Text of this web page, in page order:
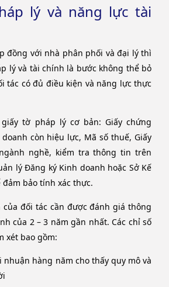
lý và năng lực tài
đồng với nhà phân phối và đại lý thì
lý và tài chính là bước không thể bỏ
tác có đủ điều kiện và năng lực thực
tờ pháp lý cơ bản: Giấy chứng
còn hiệu lực, Mã số thuế, Giấy
nghề, kiểm tra thông tin trên
lý Đăng ký Kinh doanh hoặc Sở Kế
bảo tính xác thực.
đối tác cần được đánh giá thông
của 2 – 3 năm gần nhất. Các chỉ số
xét bao gồm:
nhuận hàng năm cho thấy quy mô và